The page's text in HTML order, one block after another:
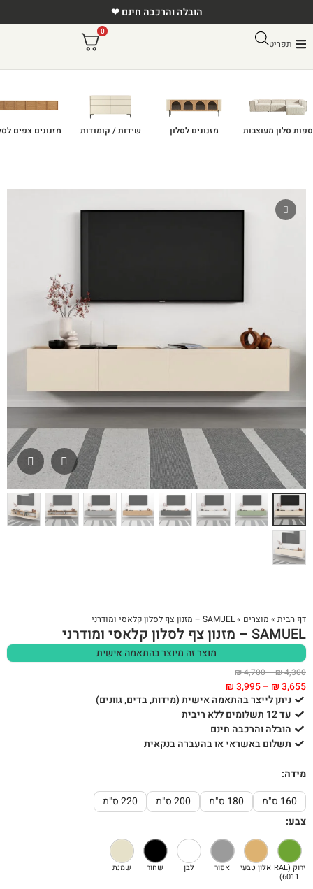
הובלה והרכבה חינם ❤
תפריט
0
ספות סלון מעוצבות מזנונים לסלון שידות / קומודות מזנונים צפים
דף הבית » מוצרים »SAMUEL – מזנון צף לסלון קלאסי ומודרני
SAMUEL – מזנון צף לסלון קלאסי ומודרני
מוצר זה מיוצר בהתאמה אישית
₪4,300
–
₪4,700
₪3,655
–
₪3,995
ניתן לייצר בהתאמה אישית (מידות, בדים, גוונים)
עד 12 תשלומים ללא ריבית
הובלה והרכבה חינם
תשלום באשראי או בהעברה בנקאית
מידה:
160 ס"מ
180 ס"מ 200 ס"מ
220 ס"מ
צבע:
ירוק (RAL
6011ׁׂ)
אלון טבעי אפור לבן שחור שמנת